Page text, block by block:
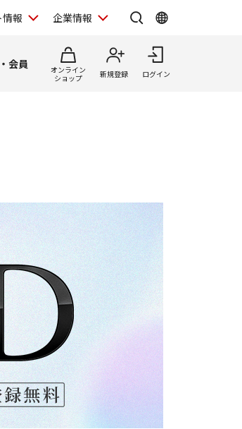
報 企業情報
会員
オンライン
ショップ
新規登録 ログイン